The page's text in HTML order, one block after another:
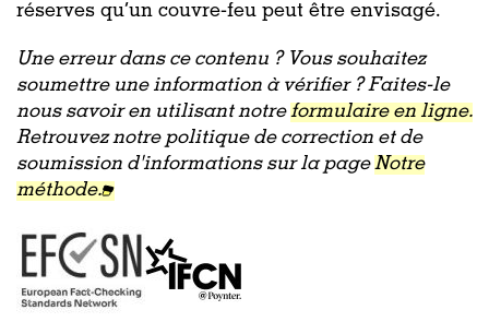
réserves qu’un couvre-feu peut être envisagé.
Une erreur dans ce contenu ? Vous souhaitez
soumettre une information à vérifier ? Faites-le
nous savoir en utilisant notreformulaire en ligne.
Retrouvez notre politique de correction et de
soumission d'informations sur la pageNotre
méthode.